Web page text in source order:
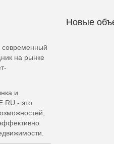
современный
на рынке
и
- это
Новые